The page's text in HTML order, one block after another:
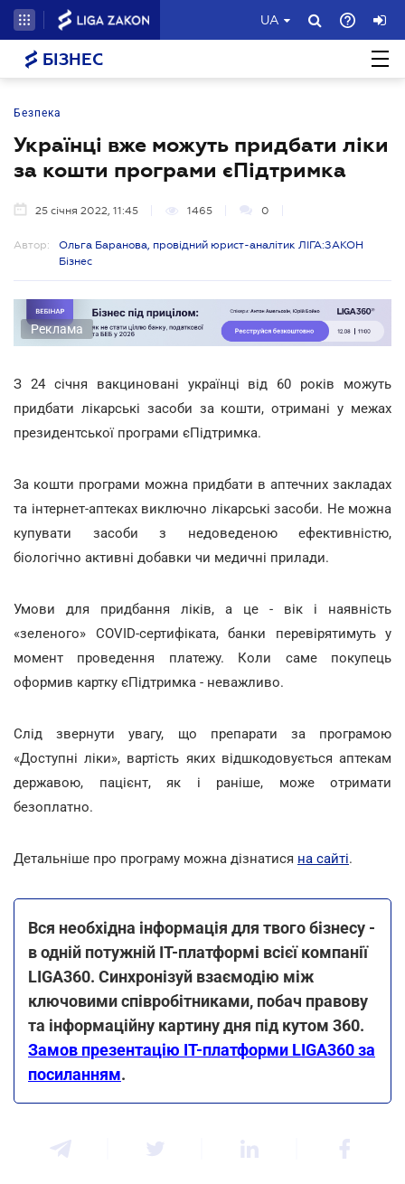
UA
БІЗНЕС
Безпека
Українці вже можуть придбати ліки
за кошти програми єПідтримка
25 січня 2022, 11:45 1465 0
Автор:
Ольга Баранова, провідний юрист-аналітик ЛІГА:ЗАКОН
Бізнес
Реклама
З 24 січня вакциновані українці від 60 років можуть
придбати лікарські засоби за кошти, отримані у межах
президентської програми єПідтримка.
За кошти програми можна придбати в аптечних закладах
та інтернет-аптеках виключно лікарські засоби. Не можна
купувати засоби з недоведеною ефективністю,
біологічно активні добавки чи медичні прилади.
Умови для придбання ліків, а це - вік і наявність
«зеленого» COVID-сертифіката, банки перевірятимуть у
момент проведення платежу. Коли саме покупець
оформив картку єПідтримка - неважливо.
Слід звернути увагу, що препарати за програмою
«Доступні ліки», вартість яких відшкодовується аптекам
державою, пацієнт, як і раніше, може отримати
безоплатно.
Детальніше про програму можна дізнатися на сайті.
Вся необхідна інформація для твого бізнесу -
в одній потужній IT-платформі всієї компанії
LIGA360. Синхронізуй взаємодію між
ключовими співробітниками, побач правову
та інформаційну картину дня під кутом 360.
Замов презентацію IT-платформи LIGA360 за
посиланням.